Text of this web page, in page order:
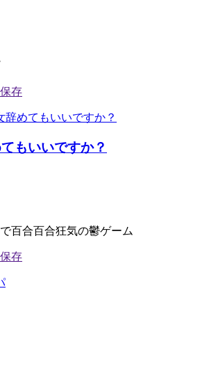
もいいですか？
百合百合狂気の鬱ゲーム